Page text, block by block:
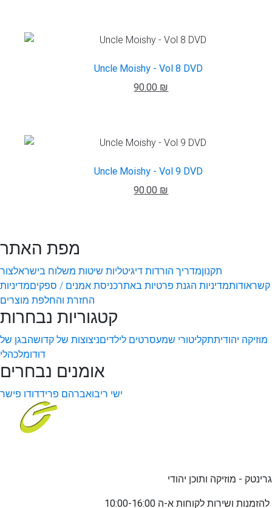
Uncle Moishy - Vol 8 DVD
90.00 ₪
Uncle Moishy - Vol 9 DVD
90.00 ₪
מפת האתר
תקנוןמדריך הורדות דיגיטליות שיטות משלוח בישראלצור
קשראודותמדיניות הגנת פרטיות באתרכניסת אמנים / ספקיםמדיניות
החזרת והחלפת מוצרים
קטגוריות נבחרות
מוזיקה יהודיתתקליטורי שמעסרטים לילדיםניצוצות של קדושהבגן של
דודומלכהלי
אומנים נבחרים
ישי ריבואברהם פרידדודו פישר
גרינטק - מוזיקה ותוכן יהודי
להזמנות ו